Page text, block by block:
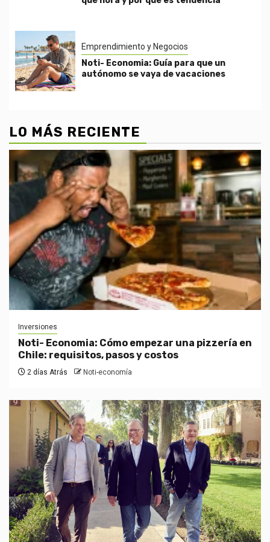
Emprendimiento y Negocios
Noti- Economia: Guía para que un
autónomo se vaya de vacaciones
LO MÁS RECIENTE
Inversiones
Noti- Economia: Cómo empezar una pizzería en
Chile: requisitos, pasos y costos
2 días Atrás Noti-economía